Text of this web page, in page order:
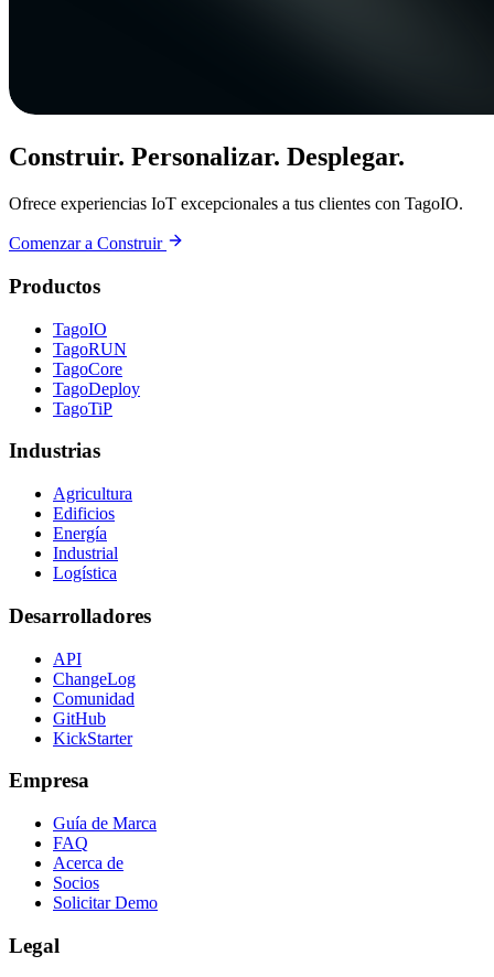
Construir. Personalizar. Desplegar.
Ofrece experiencias IoT excepcionales a tus clientes con TagoIO.
Comenzar a Construir
Productos
TagoIO
TagoRUN
TagoCore
TagoDeploy
TagoTiP
Industrias
Agricultura
Edificios
Energía
Industrial
Logística
Desarrolladores
API
ChangeLog
Comunidad
GitHub
KickStarter
Empresa
Guía de Marca
FAQ
Acerca de
Socios
Solicitar Demo
Legal